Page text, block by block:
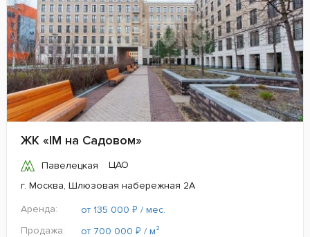
ЖК «IM на Садовом»
Павелецкая
ЦАО
г. Москва, Шлюзовая набережная 2А
Аренда:
от 135 000 ₽ / мес.
Продажа:
от 700 000 ₽ / м²